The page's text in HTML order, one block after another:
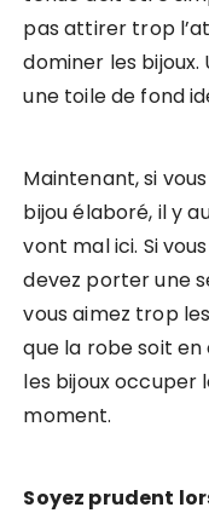
pas attirer trop
dominer les
une toile de fond
Maintenant, si
bijou élaboré, il y
vont mal ici. Si
devez porter une
vous aimez trop
que la robe soit
les bijoux occuper
moment.
Soyez prudent